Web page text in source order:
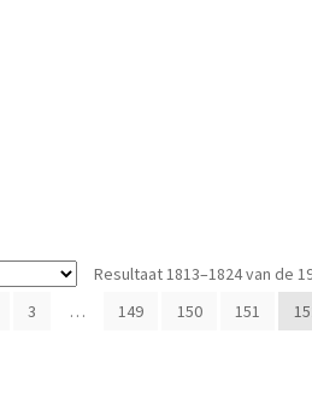
Resultaat 1813–1824 van de
3 … 149 150 151